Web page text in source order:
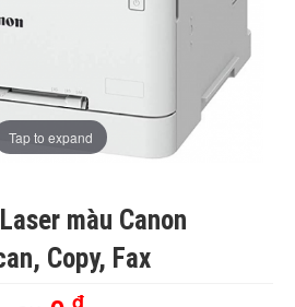
Tap to expand
màu Canon
Copy, Fax